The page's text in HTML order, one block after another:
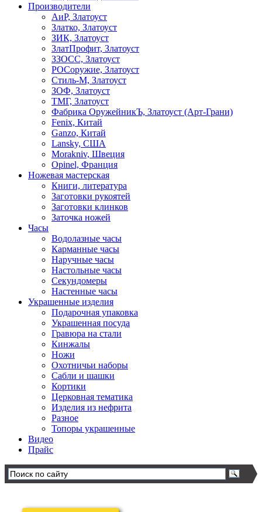
Производители
АиР, Златоуст
Златко, Златоуст
ЗИК, Златоуст
ЗлатПрофит, Златоуст
ЗЗОСС, Златоуст
РОСоружие, Златоуст
Стиль-М, Златоуст
ЗОФ, Златоуст
ТМГ, Златоуст
Фабрика ОружейникЪ, Златоуст (Арт-Грани)
Fenix, Китай
Ganzo, Китай
Lansky, США
Morakniv, Швеция
Opinel, Франция
Ножевая мастерская
Книги, литература
Заготовки рукоятей
Заготовки клинков
Заточка ножей
Часы
Водолазные часы
Карманные часы
Наручные часы
Настольные часы
Секундомеры
Настенные часы
Украшенные изделия
Подарочная упаковка
Украшенная посуда
Гравюра на стали
Кинжалы
Ножи
Охотничьи наборы
Сабли и шашки
Кортики
Церковная тематика
Изделия из нефрита
Разное
Топоры украшенные
Видео
Прайс